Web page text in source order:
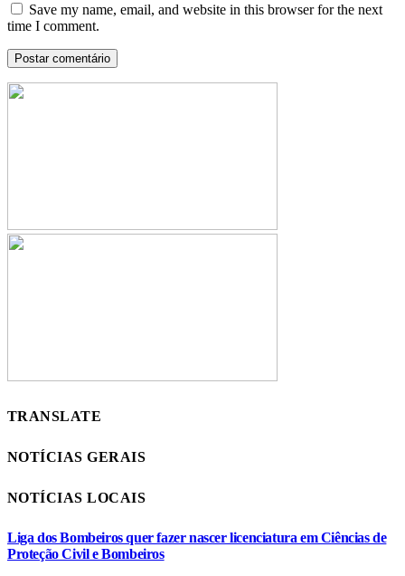
Save my name, email, and website in this browser for the next
time I comment.
TRANSLATE
NOTÍCIAS GERAIS
NOTÍCIAS LOCAIS
Liga dos Bombeiros quer fazer nascer licenciatura em Ciências de
Proteção Civil e Bombeiros